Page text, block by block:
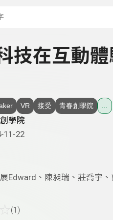
技在互動
VR 接受 青春創學院
學院
11-22
Edward、陳昶瑞、莊喬宇、
(1)